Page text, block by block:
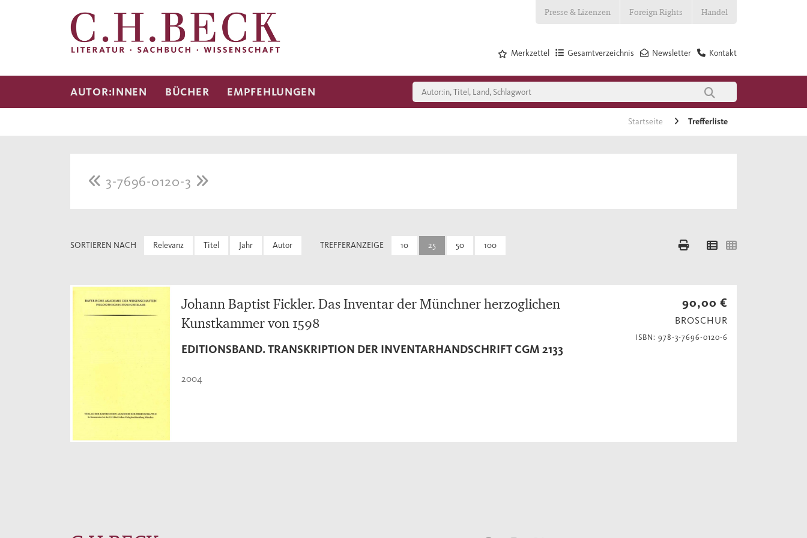
Presse & Lizenzen Foreign Rights Handel
Kontakt
Newsletter
Gesamtverzeichnis
Merkzettel
AUTOR:INNEN BÜCHER EMPFEHLUNGEN
Startseite Trefferliste
3-7696-0120-3
SORTIEREN NACH Relevanz Titel Jahr Autor TREFFERANZEIGE 10 25 50 100
Johann Baptist Fickler. Das Inventar der Münchner herzoglichen
Kunstkammer von 1598
EDITIONSBAND. TRANSKRIPTION DER INVENTARHANDSCHRIFT CGM 2133
2004
90,00 €
BROSCHUR
ISBN: 978-3-7696-0120-6